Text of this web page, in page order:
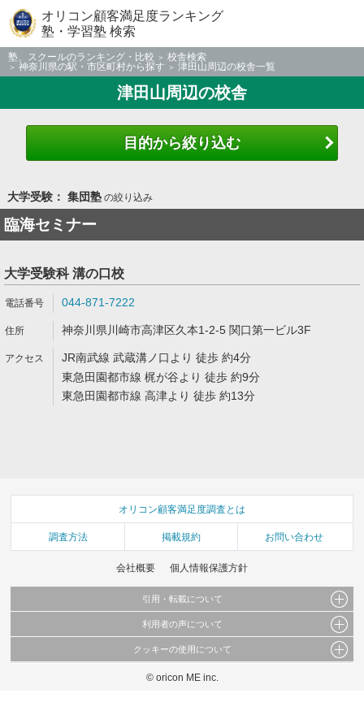
オリコン顧客満足度ランキング
塾・学習塾 検索
塾、スクールのランキング・比較
校舎検索
神奈川県の駅・市区町村から探す
津田山周辺の校舎一覧
津田山周辺の校舎
目的から絞り込む
大学受験： 集団塾の絞り込み
臨海セミナー
大学受験科 溝の口校
044-871-7222
神奈川県川崎市高津区久本1-2-5 関口第一ビル3F
JR南武線 武蔵溝ノ口より 徒歩 約4分
東急田園都市線 梶が谷より 徒歩 約9分
東急田園都市線 高津より 徒歩 約13分
オリコン顧客満足度調査とは
調査方法 掲載規約 お問い合わせ
会社概要 個人情報保護方針
引用・転載について
当サイトで公開されている情報（文字、写真、イラスト、画像データ等）及びこれらの配
これらの情報を権利者の許可なく無断転載・複製などの二次利用を行うことは固く禁じて
利用者の声について
当サイトに掲載している内容はすべてサービスの利用者が提出された見解・感想です。
弊社の見解・ 意見ではないことをご理解いただいた上でご覧ください。
クッキーの使用について
このサイトでは Cookie を使用して、ユーザーに合わせたコンテンツや広告の表示、ソー
© oricon ME inc.